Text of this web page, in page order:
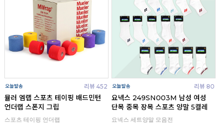
리뷰 452
뮬러 엠랩 스포츠 테이핑 배드민턴
언더랩 스폰지 그립
스포츠 테이핑 언더랩
리뷰 80
요넥스 249SN003M 남성 여성
단목 중목 장목 스포츠 양말 5켤레
요넥스 세트양말 모음전